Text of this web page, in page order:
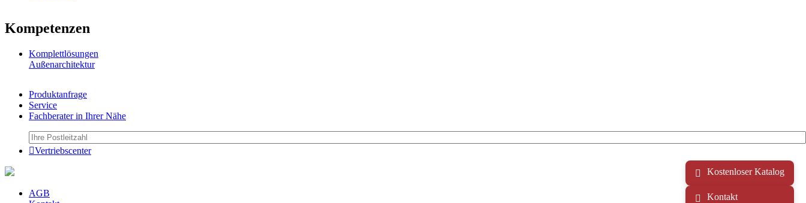
Kompetenzen
Komplettlösungen
Außenarchitektur
Produktanfrage
Service
Fachberater in Ihrer Nähe
Vertriebscenter
AGB
Kostenloser Katalog
Kontakt